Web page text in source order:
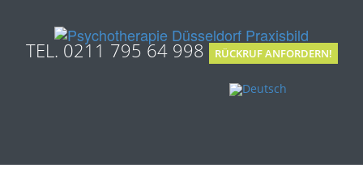
TEL. 0211 795 64 998 RÜCKRUF ANFORDERN!